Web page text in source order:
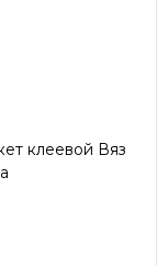
клеевой Вяз